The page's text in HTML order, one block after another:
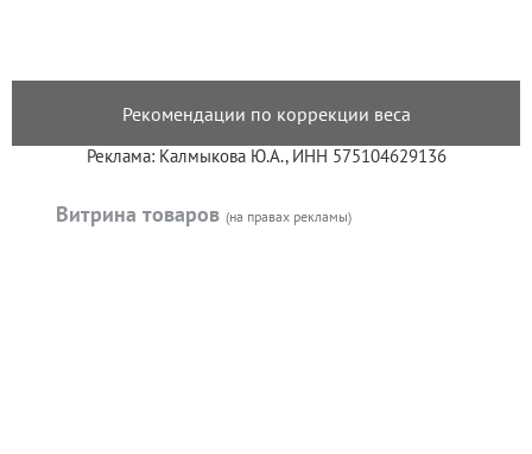
Рекомендации по коррекции веса
Реклама: Калмыкова Ю.А., ИНН 575104629136
Витрина товаров (на правах рекламы)